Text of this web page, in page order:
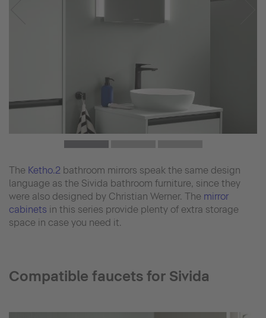
The Ketho.2 bathroom mirrors speak the same design
language as the Sivida bathroom furniture, since they
were also designed by Christian Werner. The mirror
cabinets in this series provide plenty of extra storage
space in case you need it.
Compatible faucets for Sivida